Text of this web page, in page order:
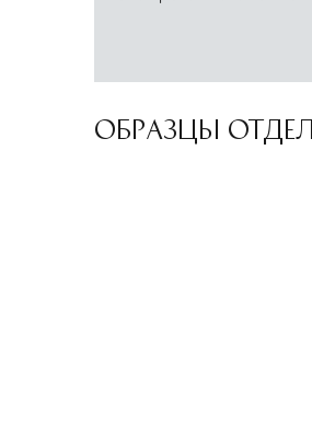
ОБРАЗЦЫ